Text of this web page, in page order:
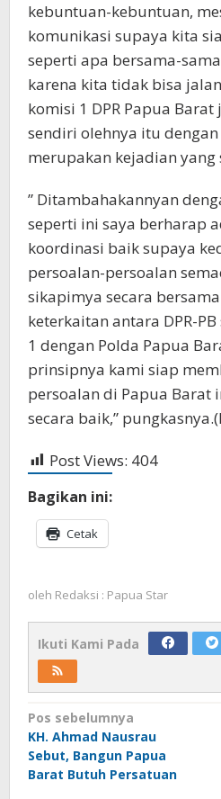
kebuntuan-kebuntuan,
komunikasi supaya kita
seperti apa bersama-
karena kita tidak bisa
komisi 1 DPR Papua
sendiri olehnya itu
merupakan kejadian yang
” Ditambahakannyan
seperti ini saya berharap
koordinasi baik supaya
persoalan-persoalan
sikapimya secara
keterkaitan antara DPR-
1 dengan Polda Papua
prinsipnya kami siap
persoalan di Papua Barat
secara baik,”
Post Views: 404
Bagikan ini:
Cetak
oleh Redaksi : Papua Star
Ikuti Kami Pada
Navigasi
pos
Pos sebelumnya
KH. Ahmad Nausrau
Sebut, Bangun Papua
Barat Butuh Persatuan